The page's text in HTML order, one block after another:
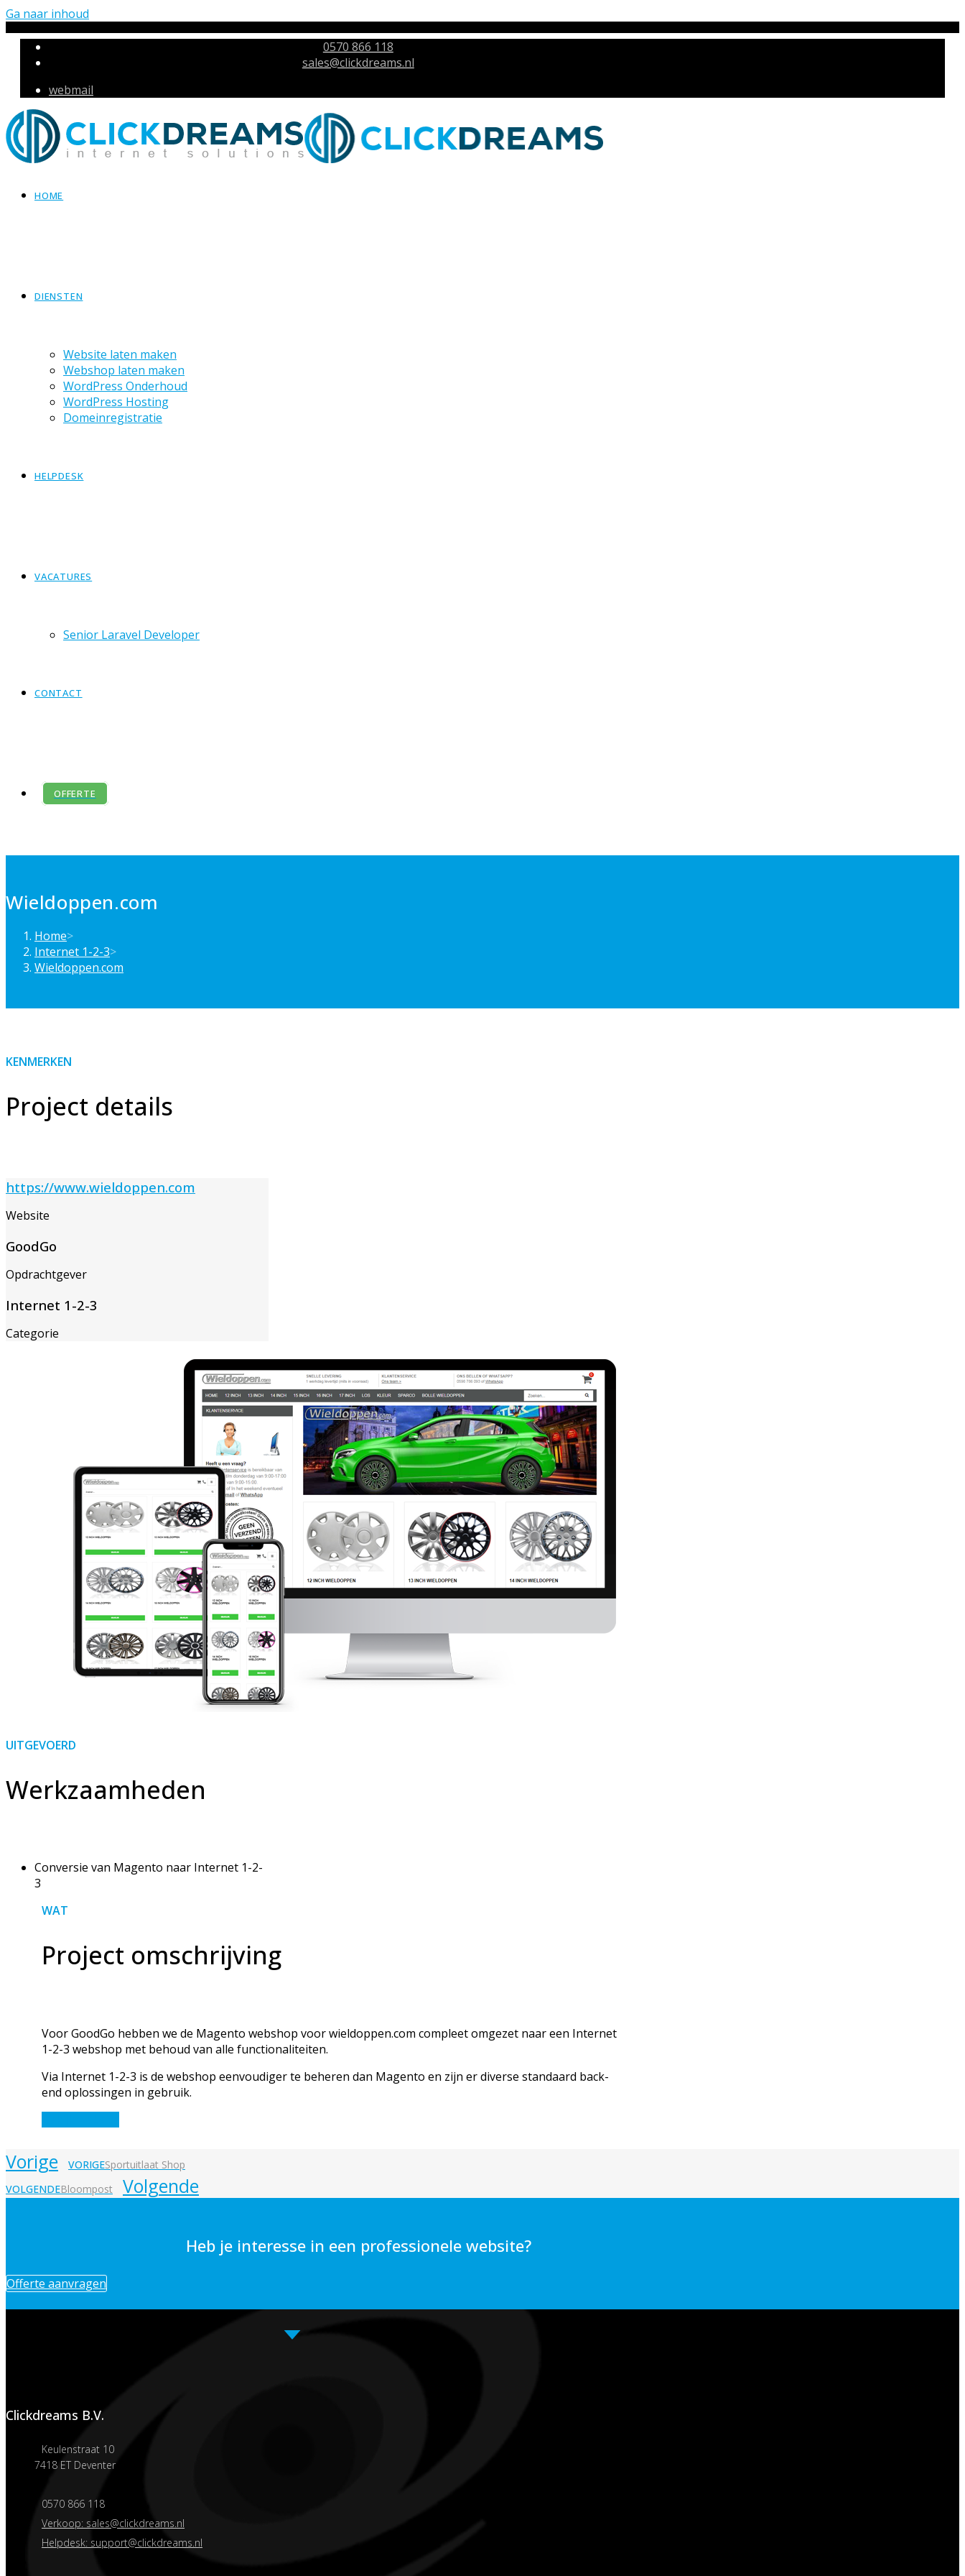
Ga naar inhoud
0570 866 118
sales@clickdreams.nl
webmail
HOME
DIENSTEN
Website laten maken
Webshop laten maken
WordPress Onderhoud
WordPress Hosting
Domeinregistratie
HELPDESK
VACATURES
Senior Laravel Developer
CONTACT
OFFERTE
Wieldoppen.com
Home>
Internet 1-2-3>
Wieldoppen.com
KENMERKEN
Project details
https://www.wieldoppen.com
Website
GoodGo
Opdrachtgever
Internet 1-2-3
Categorie
UITGEVOERD
Werkzaamheden
Conversie van Magento naar Internet 1-2-
3
WAT
Project omschrijving
Voor GoodGo hebben we de Magento webshop voor wieldoppen.com compleet omgezet naar een Internet
1-2-3 webshop met behoud van alle functionaliteiten.
Via Internet 1-2-3 is de webshop eenvoudiger te beheren dan Magento en zijn er diverse standaard back-
end oplossingen in gebruik.
Vorige VORIGESportuitlaat Shop
VOLGENDEBloompost Volgende
Heb je interesse in een professionele website?
Offerte aanvragen
Clickdreams B.V.
Keulenstraat 10
7418 ET Deventer
0570 866 118
Verkoop: sales@clickdreams.nl
Helpdesk: support@clickdreams.nl